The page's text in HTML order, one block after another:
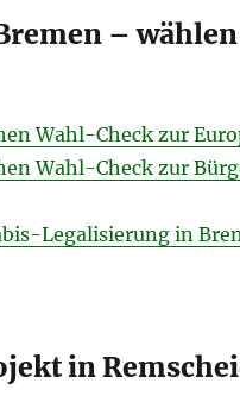
–
Wahl-Check zur
Wahl-Check zur
Legalisierung in
in